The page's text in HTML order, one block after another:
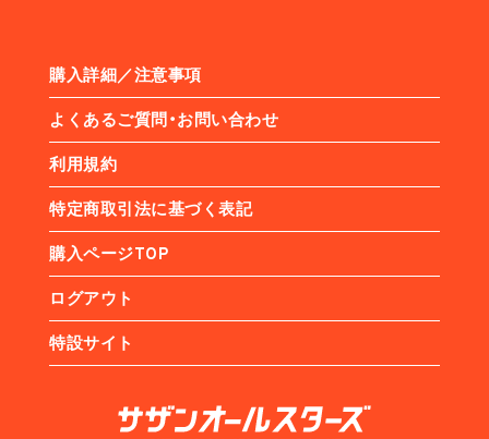
購入詳細／注意事項
よくあるご質問・お問い合わせ
利用規約
特定商取引法に基づく表記
購入ページTOP
ログアウト
特設サイト